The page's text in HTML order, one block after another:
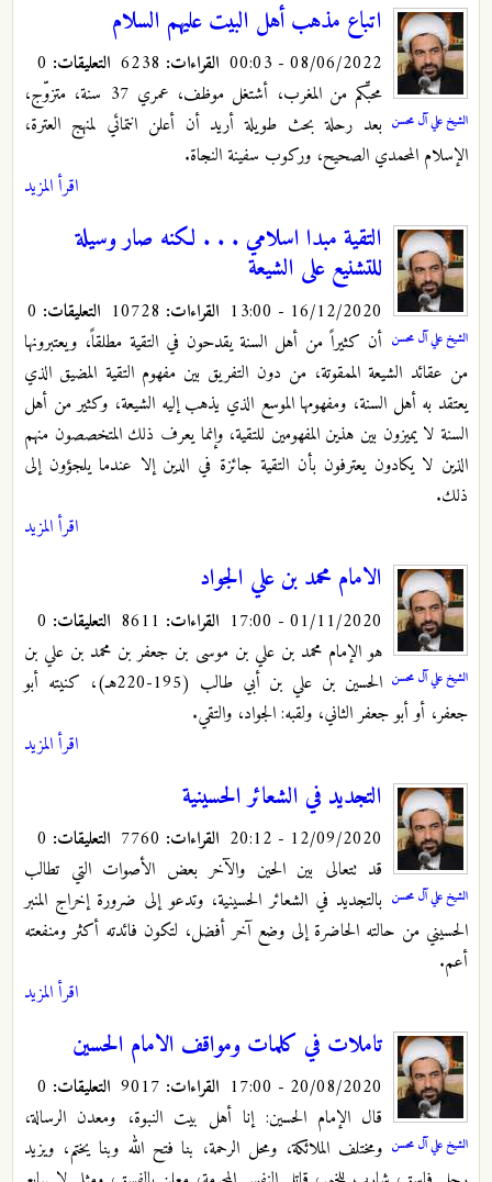
الشيخ علي آل محسن
اتباع مذهب أهل البيت عليهم السلام
08/06/2022 - 00:03 القراءات: التعليقات:
محبّكم من المغرب، أشتغل موظف، عمري 37 سنة، متزوّج،
بعد رحلة بحث طويلة أريد أن أعلن انتمائي لمنهج العترة،
الإسلام المحمدي الصحيح، وركوب سفينة النجاة.
اقرأ المزيد
الشيخ علي آل محسن
التقية مبدا اسلامي . . . لكنه صار وسيلة
للتشنيع على الشيعة
16/12/2020 - 13:00 القراءات: التعليقات:
أن كثيراً من أهل السنة يقدحون في التقية مطلقاً، ويعتبرونها
من عقائد الشيعة الممقوتة، من دون التفريق بين مفهوم التقية المضيق الذي
يعتقد به أهل السنة، ومفهومها الموسع الذي يذهب إليه الشيعة، وكثير من أهل
السنة لا يميزون بين هذين المفهومين للتقية، وإنما يعرف ذلك المتخصصون منهم
الذين لا يكادون يعترفون بأن التقية جائزة في الدين إلا عندما يلجؤون إلى
ذلك.
اقرأ المزيد
الشيخ علي آل محسن
الامام محمد بن علي الجواد
01/11/2020 - 17:00 القراءات: التعليقات:
هو الإمام محمد بن علي بن موسى بن جعفر بن محمد بن علي بن
الحسين بن علي بن أبي طالب (195-220هـ)، كنيته أبو
جعفر، أو أبو جعفر الثاني، ولقبه: الجواد، والتقي.
اقرأ المزيد
الشيخ علي آل محسن
التجديد في الشعائر الحسينية
12/09/2020 - 20:12 القراءات: التعليقات:
قد تتعالى بين الحين والآخر بعض الأصوات التي تطالب
بالتجديد في الشعائر الحسينية، وتدعو إلى ضرورة إخراج المنبر
الحسيني من حالته الحاضرة إلى وضع آخر أفضل، لتكون فائدته أكثر ومنفعته
أعم.
اقرأ المزيد
الشيخ علي آل محسن
تاملات في كلمات ومواقف الامام الحسين
20/08/2020 - 17:00 القراءات: التعليقات:
قال الإمام الحسين: إنا أهل بيت النبوة، ومعدن الرسالة،
ومختلف الملائكة، ومحل الرحمة، بنا فتح الله وبنا يختم، ويزيد